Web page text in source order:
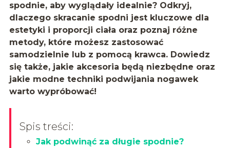
spodnie, aby wyglądały idealnie? Odkryj,
dlaczego skracanie spodni jest kluczowe dla
estetyki i proporcji ciała oraz poznaj różne
metody, które możesz zastosować
samodzielnie lub z pomocą krawca. Dowiedz
się także, jakie akcesoria będą niezbędne oraz
jakie modne techniki podwijania nogawek
warto wypróbować!
Spis treści:
Jak podwinąć za długie spodnie?